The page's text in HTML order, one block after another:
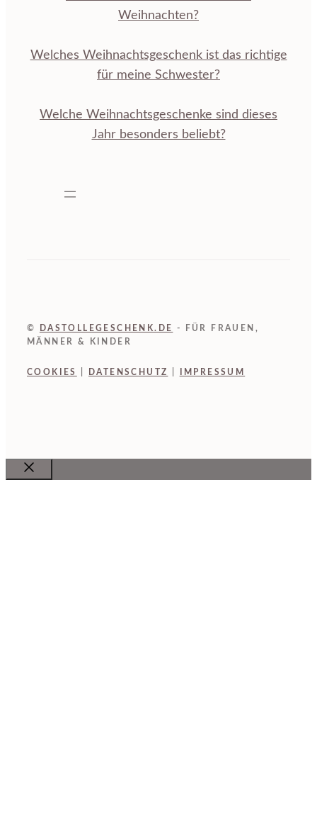
Weihnachten?
Welches Weihnachtsgeschenk ist das richtige
für meine Schwester?
Welche Weihnachtsgeschenke sind dieses
Jahr besonders beliebt?
© DASTOLLEGESCHENK.DE
- FÜR FRAUEN,
MÄNNER & KINDER
COOKIES DATENSCHUTZ IMPRESSUM